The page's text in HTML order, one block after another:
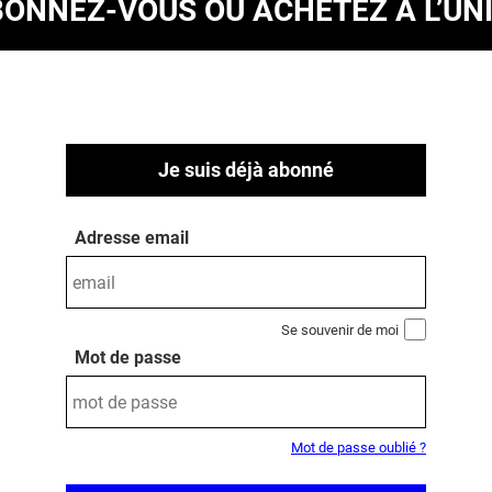
VOUS OU ACHETEZ À
Je suis déjà abonné
Adresse email
Se souvenir de moi
Mot de passe
Mot de passe oublié ?